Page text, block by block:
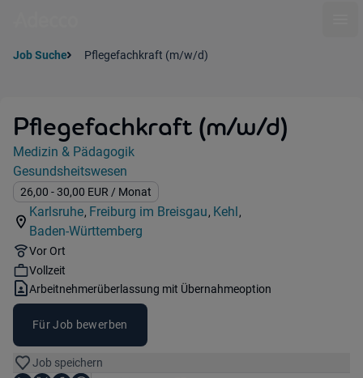
Job Suche Pflegefachkraft (m/w/d)
Pflegefachkraft (m/w/d)
Jobdetails
Kategorie:
Medizin & Pädagogik
Industry:
Gesundsheitswesen
Gehalt:
26,00 - 30,00 EUR / Monat
Standorte:
Karlsruhe,
Standorte:
Freiburg im Breisgau,
Standorte:
Kehl,
Region:
Baden-Württemberg
Remote Option:
Vor Ort
Workhours:
Vollzeit
Vertragsart:
Arbeitnehmerüberlassung mit Übernahmeoption
Für Job bewerben
Job speichern